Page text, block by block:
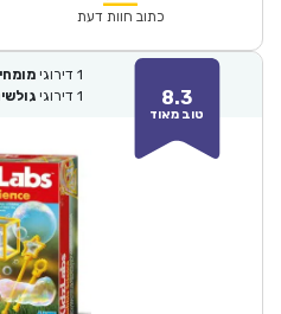
₪28.00.
₪19.90.כתוב חוות דעת
8.3
טוב מאוד
1 דירוגי
1 דירוגי